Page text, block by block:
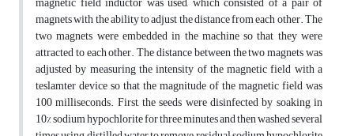
magnets with the ability to adjust the distance from each ‎other. The
two magnets were embedded in the machine so that they were
attracted to each other. ‎The distance between the two magnets was
adjusted by measuring the intensity of the magnetic ‎field with a
teslamter device so that the magnitude of the magnetic field was
100 milliseconds. ‎First, the seeds were disinfected by soaking in
10% sodium hypochlorite for three minutes and ‎then washed several